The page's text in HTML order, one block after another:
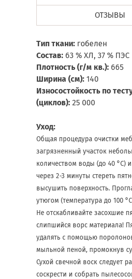
ОТЗЫВЫ
Тип ткани: гобелен
Состав: 63 % ХЛ, 37 % ПЭС
Плотность (г/м кв.): 665
Ширина (см): 140
Износостойкость по
(циклов): 25 000
Уход:
Общая процедура очистки
загрязненный участок
количеством воды (до 40 °С)
через 2-3 минуты стереть
высушить поверхность.
утюгом (температура до 100
Не отскабливайте засохшие
слипшийся ворс материала!
удалять с помощью
мыльной пеной, промокнув
Сухой свечной воск следует
соскрести и собрать